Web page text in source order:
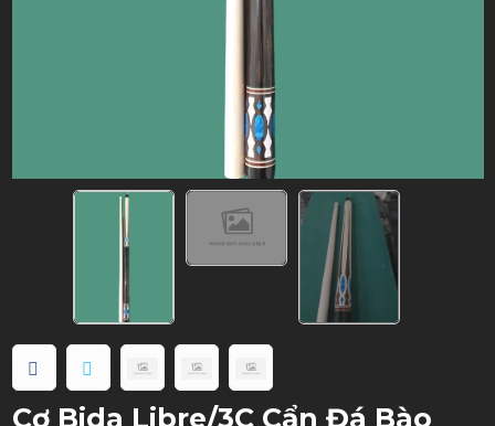
Cơ Bida Libre/3C Cẩn Đá Bào